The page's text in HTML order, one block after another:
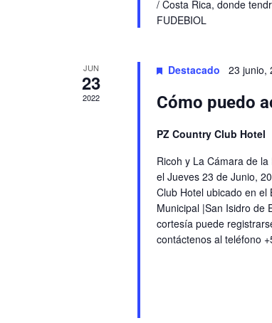
/ Costa Rica, donde
FUDEBIOL
JUN
23
2022
Destacado 23 junio,
Cómo puedo
PZ Country Club Hotel
Ricoh y La Cámara de
el Jueves 23 de Junio,
Club Hotel ubicado en
Municipal |San Isidro
cortesía puede
contáctenos al teléfono